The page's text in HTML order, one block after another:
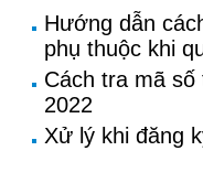
Hướng dẫn
phụ thuộc khi
Cách tra mã
2022
Xử lý khi đăng